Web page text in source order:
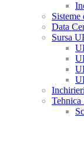
Sisteme
Data
Sursa